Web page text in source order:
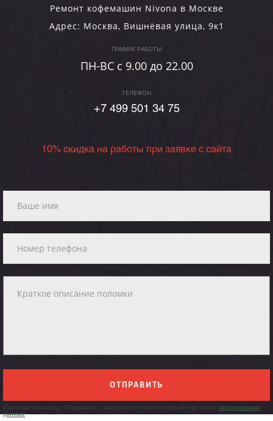
Ремонт кофемашин Nivona в Москве
Адрес: Москва, Вишнёвая улица, 9к1
ГРАФИК РАБОТЫ
ПН-ВC c 9.00 до 22.00
ТЕЛЕФОН
+7 499 501 34 75
10% скидка на работы при заявке с сайта
ОТПРАВИТЬ
Нажимая на кнопку «Отправить», вы даете согласие на обработку своих персональных
данных